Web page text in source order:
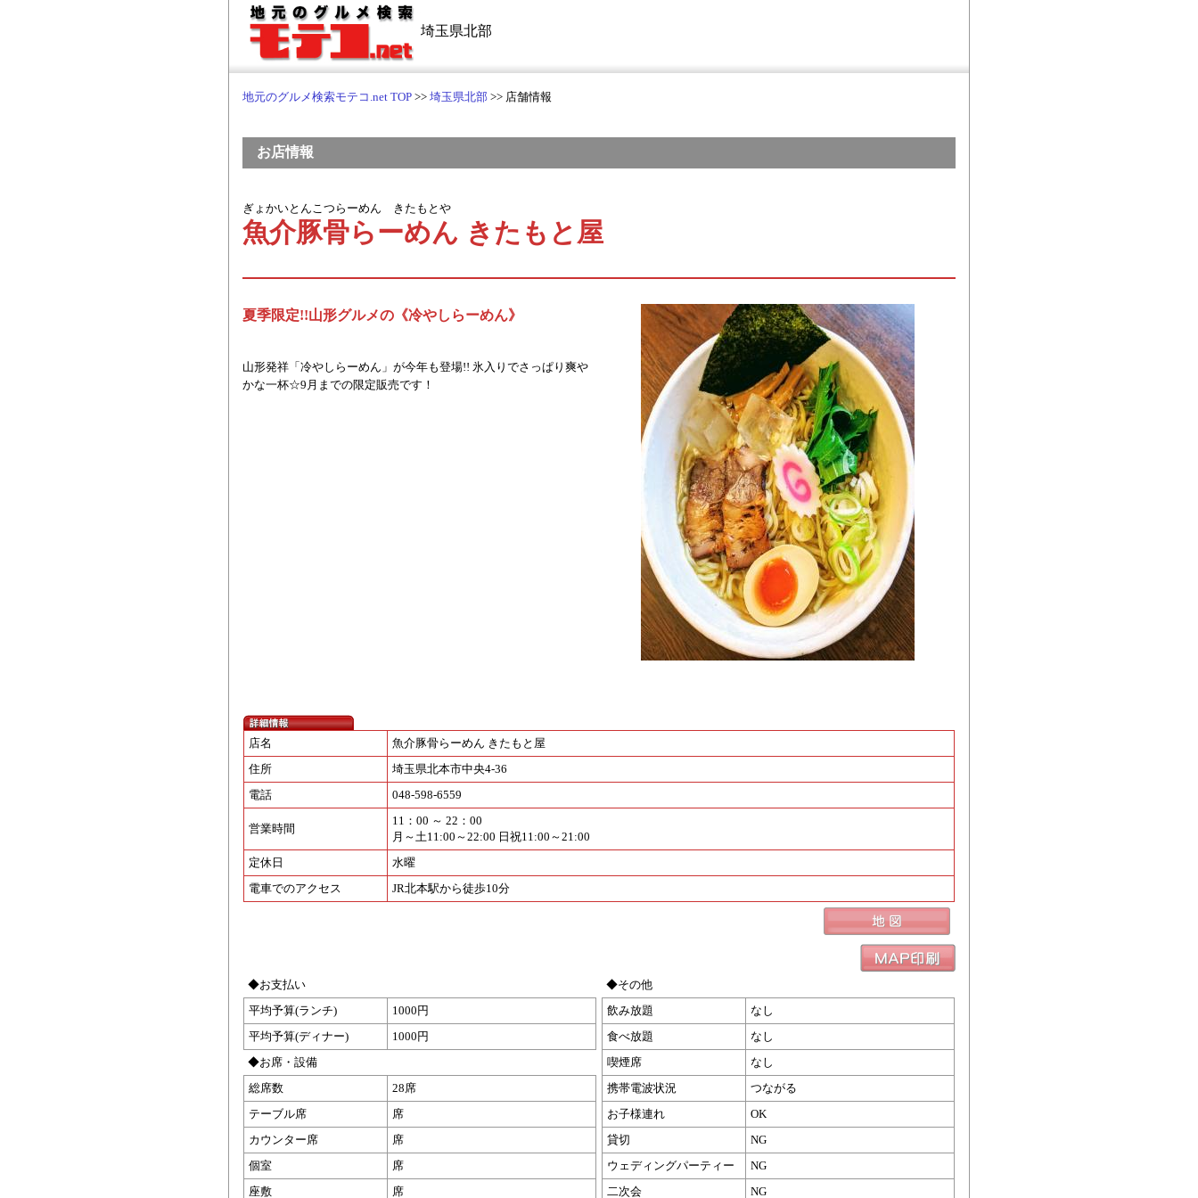
埼玉県北部
地元のグルメ検索モテコ.net TOP >> 埼玉県北部 >> 店舗情報
お店情報
ぎょかいとんこつらーめん きたもとや
魚介豚骨らーめん きたもと屋
夏季限定!!山形グルメの《冷やしらーめん》
山形発祥「冷やしらーめん」が今年も登場!! 氷入りでさっぱり爽や
かな一杯☆9月までの限定販売です！
店名
魚介豚骨らーめん きたもと屋
住所
埼玉県北本市中央4-36
電話
048-598-6559
営業時間
11：00 ～ 22：00
月～土11:00～22:00 日祝11:00～21:00
定休日
水曜
電車でのアクセス
JR北本駅から徒歩10分
◆お支払い
平均予算(ランチ)
1000円
平均予算(ディナー)
1000円
◆お席・設備
総席数
28席
テーブル席
席
カウンター席
席
個室
席
座敷
席
◆その他
飲み放題
なし
食べ放題
なし
喫煙席
なし
携帯電波状況
つながる
お子様連れ
OK
貸切
NG
ウェディングパーティー
NG
二次会
NG